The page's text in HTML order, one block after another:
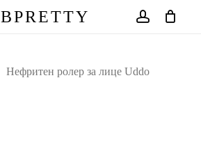
BPRETTY
Нефритен ролер за лице Uddo